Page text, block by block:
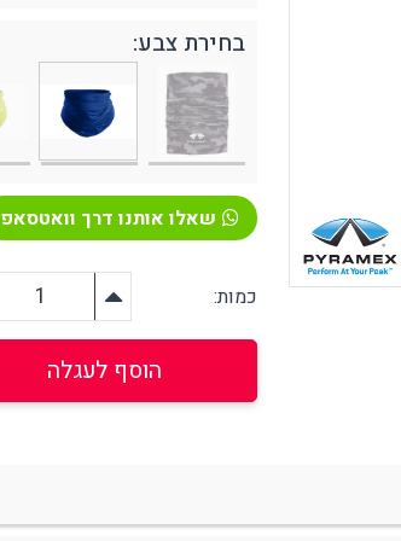
חירום, הצלה וסביבה
ספיגת שמנים ונוזלים שונים
ארונות אחסון
הצלה אביזרים נלווים
שפורפרות זוהרות
הצלה בחירום
אזהרה וסימון
קונוסים ותחימה
האטה בטיחותית
בטיחות לכבישים
ציוד הרמה
מעלונים
בחירת צבע:
שאלו אותנו דרך וואטסאפ
כמות:
הוסף לעגלה